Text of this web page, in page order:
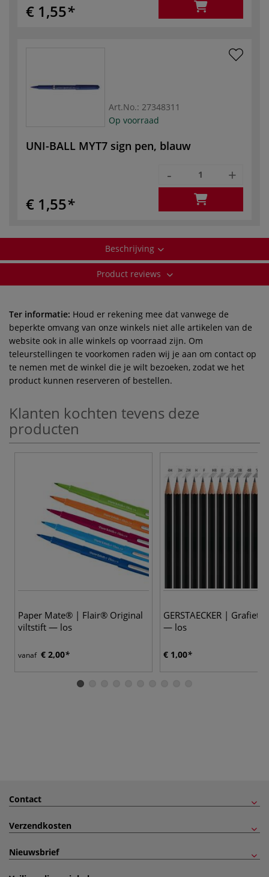
€ 1,55
Art.No.: 27348311
Op voorraad
UNI-BALL MYT7 sign pen, blauw
€ 1,55
- +
Beschrijving
Product reviews
Ter informatie: Houd er rekening mee dat vanwege de
beperkte omvang van onze winkels niet alle artikelen van de
website ook in alle winkels op voorraad zijn. Om
teleurstellingen te voorkomen raden wij je aan om contact op
te nemen met de winkel die je wilt bezoeken, zodat we het
product kunnen reserveren of bestellen.
Klanten kochten tevens deze
producten
Paper Mate® | Flair® Original
viltstift — los
vanaf € 2,00
GERSTAECKER |
— los
€ 1,00
Contact
Verzendkosten
Nieuwsbrief